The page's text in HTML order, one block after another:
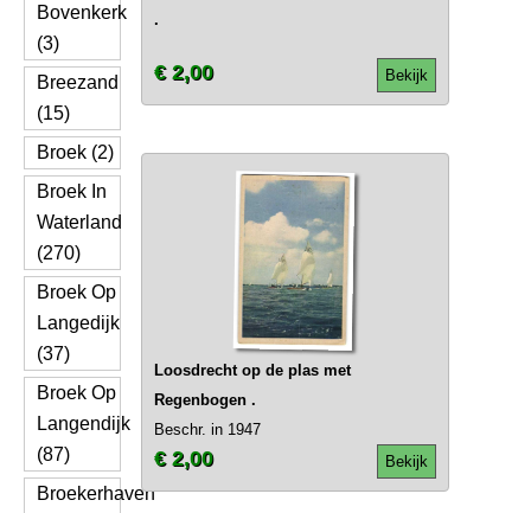
Bovenkerk
(3)
Breezand
(15)
Broek (2)
Broek In
Waterland
(270)
Broek Op
Langedijk
(37)
Broek Op
Langendijk
(87)
Broekerhaven
.
Bekijk
€ 2,00
Loosdrecht op de plas met
Regenbogen .
Beschr. in 1947
Bekijk
€ 2,00